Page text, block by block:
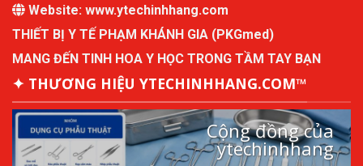
Website: www.ytechinhhang.com
THIẾT BỊ Y TẾ PHẠM KHÁNH GIA (PKGmed)
MANG ĐẾN TINH HOA Y HỌC TRONG TẦM TAY BẠN
✦ THƯƠNG HIỆU YTECHINHHANG.COM™
Cộng đồng của
ytechinhhang